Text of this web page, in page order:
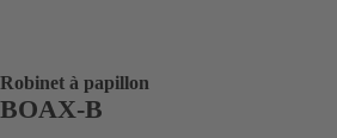
Robinet à papillon
BOAX-B